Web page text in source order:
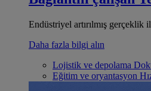
Endüstriyel artırılmış
Daha fazla bilgi alın
Lojistik ve depolama
Eğitim ve oryantasyon